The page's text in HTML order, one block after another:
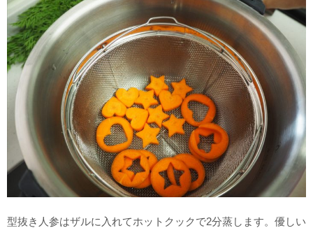
型抜き人参はザルに入れてホットクックで2分蒸します。優しい